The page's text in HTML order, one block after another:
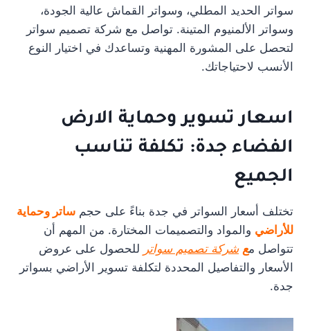
سواتر الحديد المطلي، وسواتر القماش عالية الجودة،
وسواتر الألمنيوم المتينة. تواصل مع شركة تصميم سواتر
لتحصل على المشورة المهنية وتساعدك في اختيار النوع
الأنسب لاحتياجاتك.
اسعار تسوير وحماية الارض
الفضاء جدة: تكلفة تناسب
الجميع
تختلف أسعار السواتر في جدة بناءً على حجم ساتر وحماية
للأراضي والمواد والتصميمات المختارة. من المهم أن
تتواصل مع شركة تصميم سواتر للحصول على عروض
الأسعار والتفاصيل المحددة لتكلفة تسوير الأراضي بسواتر
جدة.